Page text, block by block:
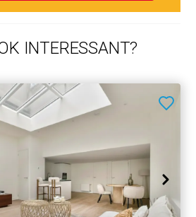
with balcony in the heart of De
INTERESSANT?